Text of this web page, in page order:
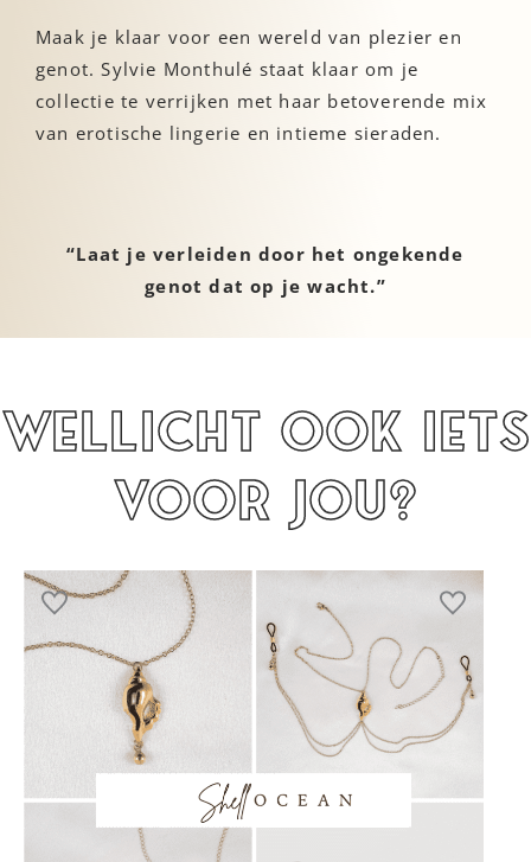
Maak je klaar voor een wereld van plezier en
genot. Sylvie Monthulé staat klaar om je
collectie te verrijken met haar betoverende mix
van erotische lingerie en intieme sieraden.
“Laat je verleiden door het ongekende
genot dat op je wacht.”
Wellicht ook iets
voor jou?